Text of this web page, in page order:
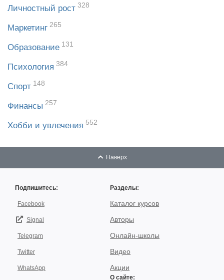
Личностный рост 328
Маркетинг 265
Образование 131
Психология 384
Спорт 148
Финансы 257
Хобби и увлечения 552
Наверх
Подпишитесь:
Facebook
Signal
Telegram
Twitter
WhatsApp
Разделы:
Каталог курсов
Авторы
Онлайн-школы
Видео
Акции
О сайте: